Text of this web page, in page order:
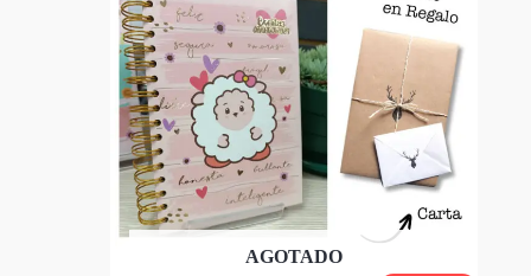
AGOTADO